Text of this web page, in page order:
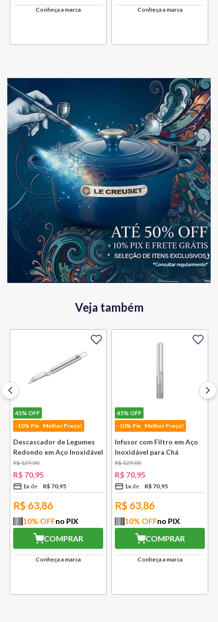
Conheça a marca Conheça a marca
Veja também
45% OFF
-10% Pix Melhor Preço!
Descascador de Legumes
Redondo em Aço Inoxidável
131 mm Bsf
R$129,00
R$ 70,95
1x R$ 70,95
R$ 63,86
10% OFFno PIX
COMPRAR
Conheça a marca
45% OFF
-10% Pix Melhor Preço!
Infusor com Filtro em Aço
Inoxidável para Chá
Lausanne Bsf
R$129,00
R$ 70,95
1x R$ 70,95
R$ 63,86
10% OFFno PIX
COMPRAR
Conheça a marca